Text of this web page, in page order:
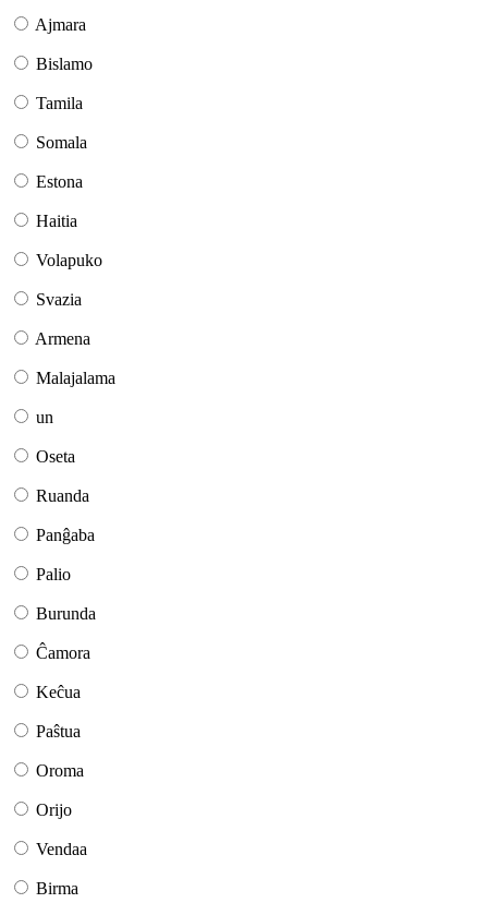
Ajmara
Bislamo
Tamila
Somala
Estona
Haitia
Volapuko
Svazia
Armena
Malajalama
un
Oseta
Ruanda
Panĝaba
Palio
Burunda
Ĉamora
Keĉua
Paŝtua
Oroma
Orijo
Vendaa
Birma